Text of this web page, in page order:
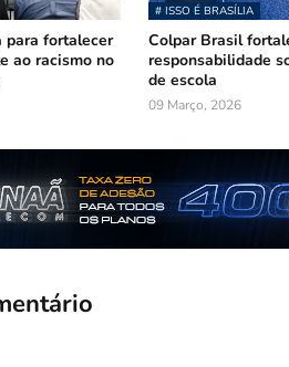
para fortalecer
ao racismo no
# ISSO É BRASÍLIA
Colpar Brasil
responsabilidade
de escola
09 Março, 2026